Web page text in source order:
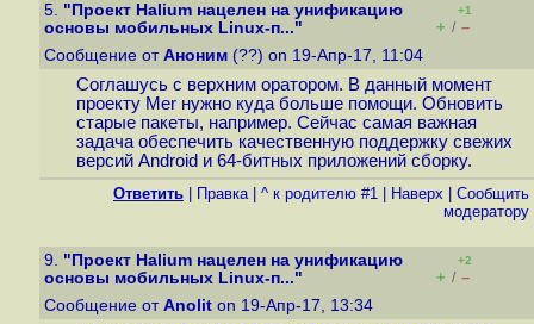
5. "Проект Halium нацелен на унификацию
основы мобильных Linux-п..."
+1
+ / –
Сообщение от Аноним (??) on 19-Апр-17, 11:04
Соглашусь с верхним оратором. В данный момент
проекту Mer нужно куда больше помощи. Обновить
старые пакеты, например. Сейчас самая важная
задача обеспечить качественную поддержку свежих
версий Android и 64-битных приложений сборку.
Ответить Правка| ^ к родителю #1 Наверх
Cообщить
модератору
9. "Проект Halium нацелен на унификацию
основы мобильных Linux-п..."
+2
+ / –
Сообщение от Anolit on 19-Апр-17, 13:34